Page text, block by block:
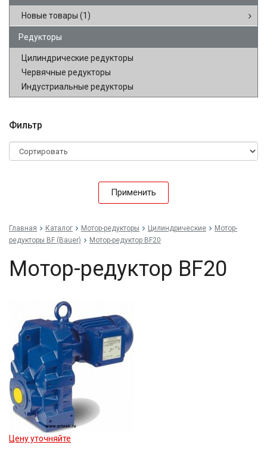
Новые товары (1)
Редукторы
Цилиндрические редукторы
Червячные редукторы
Индустриальные редукторы
Фильтр
Применить
Главная Каталог Мотор-редукторы Цилиндрические
Мотор-
редукторы BF (Bauer)
Мотор-редуктор BF20
Мотор-редуктор BF20
Цену уточняйте